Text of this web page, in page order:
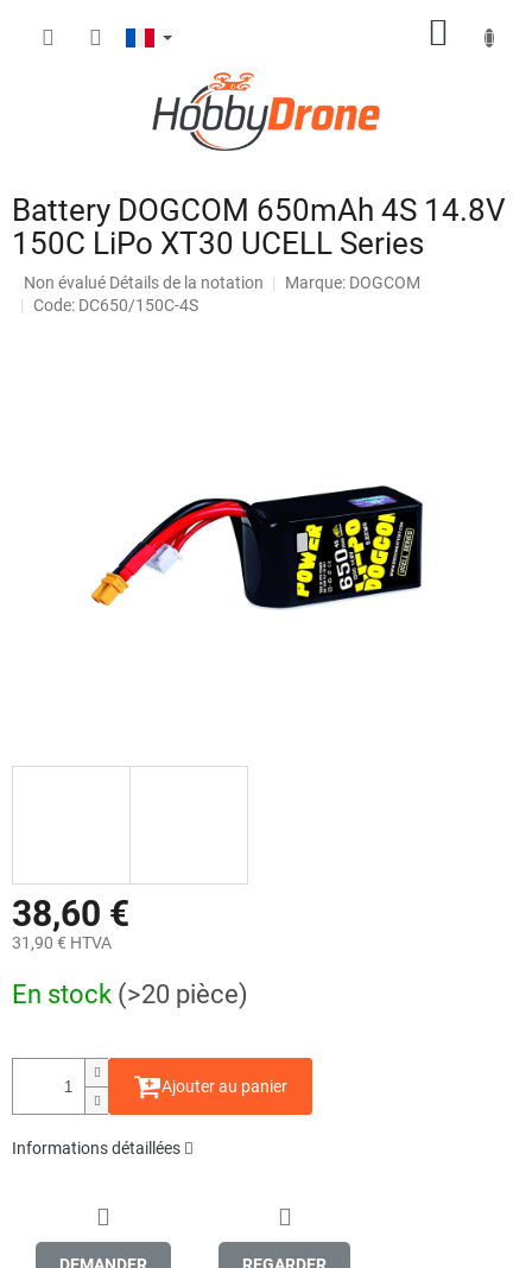
Battery DOGCOM 650mAh 4S 14.8V
150C LiPo XT30 UCELL Series
L'évaluation
moyenne
Non évalué Détails de la notation Marque: DOGCOM
Code: DC650/150C-4S
38,60 €
31,90 € HTVA
de
En stock (>20 pièce)
Ajouter au panier
Informations détaillées